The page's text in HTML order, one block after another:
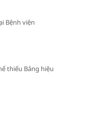
thiếu Bảng hiệu